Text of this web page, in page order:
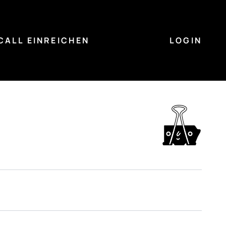
EINREICHEN LOGIN